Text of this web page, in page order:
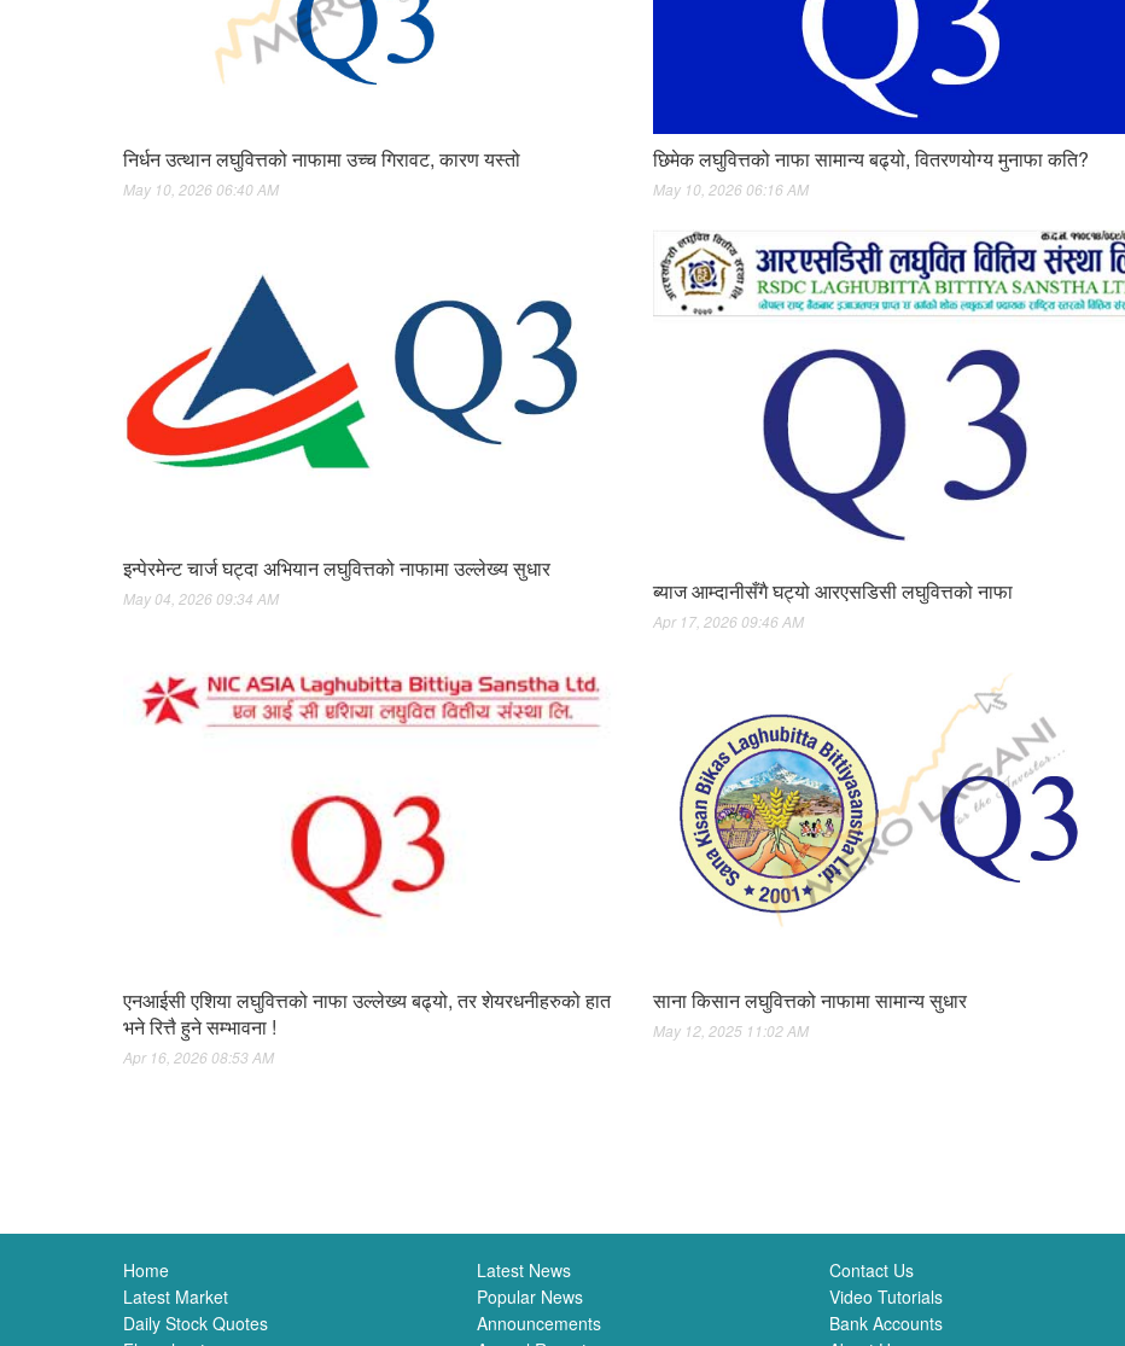
निर्धन उत्थान लघुवित्तको नाफामा उच्च गिरावट, कारण यस्तो
May 10, 2026 06:40 AM
छिमेक लघुवित्तको नाफा सामान्य बढ्यो, वितरणयोग्य मुनाफा कति?
May 10, 2026 06:16 AM
इन्पेरमेन्ट चार्ज घट्दा अभियान लघुवित्तको नाफामा उल्लेख्य सुधार
May 04, 2026 09:34 AM ब्याज आम्दानीसँगै घट्यो आरएसडिसी लघुवित्तको नाफा
Apr 17, 2026 09:46 AM
एनआईसी एशिया लघुवित्तको नाफा उल्लेख्य बढ्यो, तर शेयरधनीहरुको हात
भने रित्तै हुने सम्भावना !
Apr 16, 2026 08:53 AM
साना किसान लघुवित्तको नाफामा सामान्य सुधार
May 12, 2025 11:02 AM
Home
Latest Market
Daily Stock Quotes
Latest News
Popular News
Announcements
Contact Us
Video Tutorials
Bank Accounts